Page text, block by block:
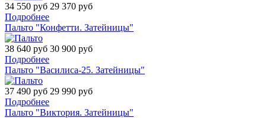
34 550 руб 29 370 руб
Подробнее
Пальто "Конфетти. Затейницы"
38 640 руб 30 900 руб
Подробнее
Пальто "Василиса-25. Затейницы"
37 490 руб 29 990 руб
Подробнее
Пальто "Виктория. Затейницы"